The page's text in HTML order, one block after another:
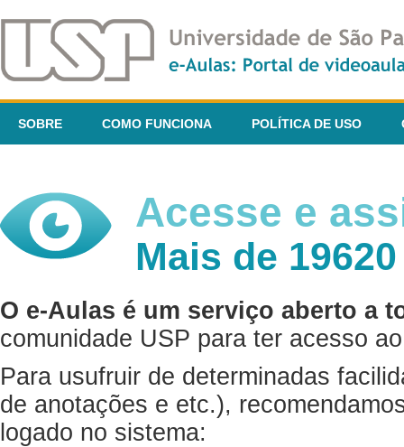
SOBRE COMO FUNCIONA POLÍTICA DE USO
Acesse e
Mais de
O e-Aulas é um serviço aberto a
comunidade USP para ter acesso
Para usufruir de determinadas
de anotações e etc.),
logado no sistema: